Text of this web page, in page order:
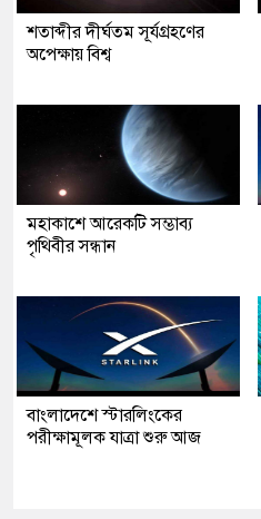
শতাব্দীর দীর্ঘতম সূর্যগ্রহণের
অপেক্ষায় বিশ্ব
মহাকাশে আরেকটি সম্ভাব্য
পৃথিবীর সন্ধান
বাংলাদেশে স্টারলিংকের
পরীক্ষামূলক যাত্রা শুরু আজ